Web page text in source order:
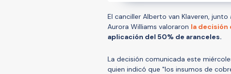
El canciller Alberto van Klaveren,
Aurora Williams valoraron la decisión
aplicación del 50% de aranceles.
La decisión comunicada este
quien indicó que "los insumos de